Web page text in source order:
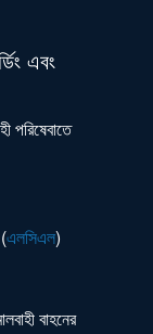
এবং
পরিষেবাতে
এলসিএল)
বাহনের